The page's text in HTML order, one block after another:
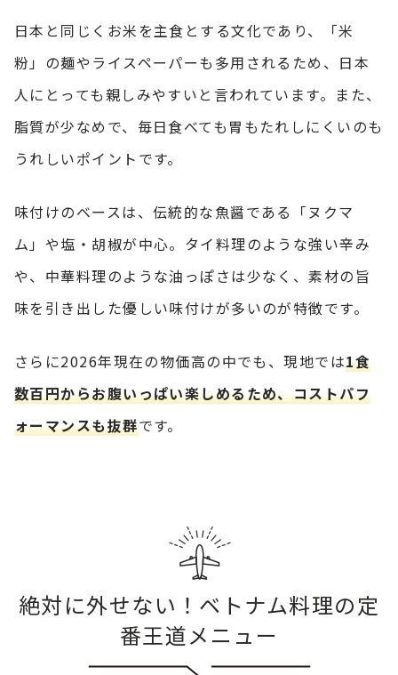
日本と同じくお米を主食とする文化であり、「米
粉」の麺やライスペーパーも多用されるため、日本
人にとっても親しみやすいと言われています。また、
脂質が少なめで、毎日食べても胃もたれしにくいのも
うれしいポイントです。
味付けのベースは、伝統的な魚醤である「ヌクマ
ム」や塩・胡椒が中心。タイ料理のような強い辛み
や、中華料理のような油っぽさは少なく、素材の旨
味を引き出した優しい味付けが多いのが特徴です。
さらに2026年現在の物価高の中でも、現地では1食
数百円からお腹いっぱい楽しめるため、コストパフ
ォーマンスも抜群です。
絶対に外せない！ベトナム料理の定
番王道メニュー